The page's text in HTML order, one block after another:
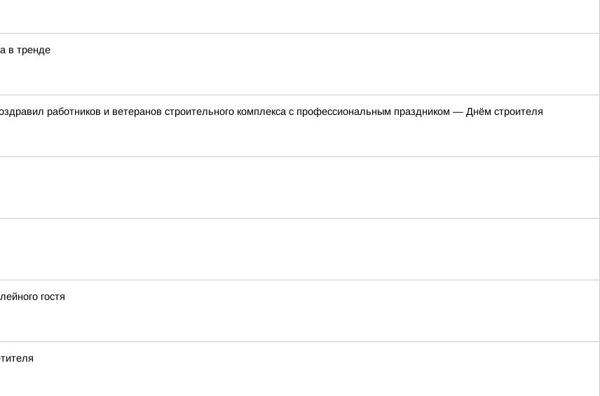
в тренде
работников и ветеранов строительного комплекса с профессиональным праздником — Днём строителя
гостя